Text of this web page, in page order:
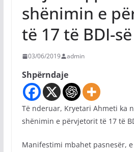
shënimin e
të 17 të BDI-së
03/06/2019 admin
Shpërndaje
Të nderuar, Kryetari Ahmeti ka
shënimin e përvjetorit të 17 të
Manifestimi mbahet pasnesër,